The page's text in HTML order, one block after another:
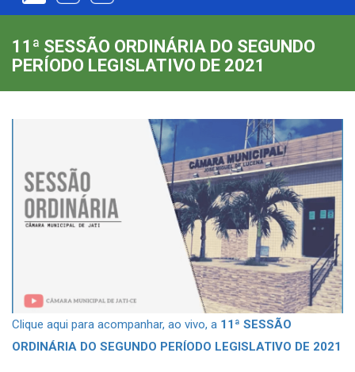
11ª SESSÃO ORDINÁRIA DO SEGUNDO
PERÍODO LEGISLATIVO DE 2021
Clique aqui para acompanhar, ao vivo, a 11ª SESSÃO
ORDINÁRIA DO SEGUNDO PERÍODO LEGISLATIVO DE 2021